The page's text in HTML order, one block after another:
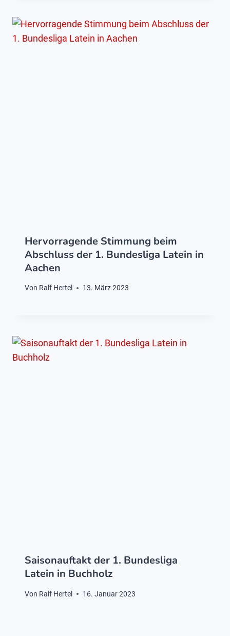
Hervorragende Stimmung beim
Abschluss der 1. Bundesliga Latein in
Aachen
Von Ralf Hertel 13. März 2023
Saisonauftakt der 1. Bundesliga
Latein in Buchholz
Von Ralf Hertel 16. Januar 2023